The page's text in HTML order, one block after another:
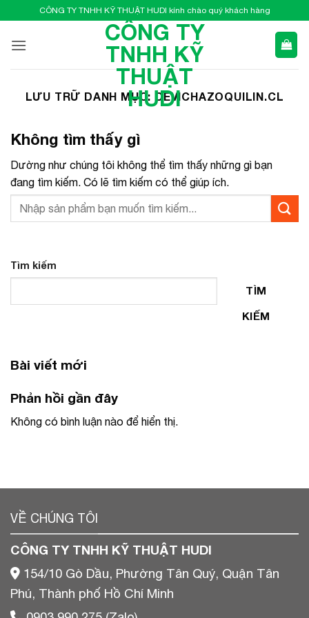
qua
nội
CÔNG TY TNHH KỸ THUẬT HUDI kính chào quý khách hàng
CÔNG TY
TNHH KỸ
THUẬT
HUDI
LƯU TRỮ DANH MỤC: CEVICHAZOQUILIN.CL
Không tìm thấy gì
Dường như chúng tôi không thể tìm thấy những gì bạn
đang tìm kiếm. Có lẽ tìm kiếm có thể giúp ích.
Tìm kiếm
TÌM
KIẾM
Bài viết mới
Phản hồi gần đây
Không có bình luận nào để hiển thị.
VỀ CHÚNG TÔI
CÔNG TY TNHH KỸ THUẬT HUDI
154/10 Gò Dầu, Phường Tân Quý, Quận Tân
Phú, Thành phố Hồ Chí Minh